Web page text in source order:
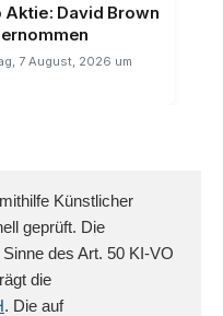
Aktie: David Brown
7 August, 2026 um
Künstlicher
geprüft. Die
des Art. 50 KI-VO
die
. Die auf